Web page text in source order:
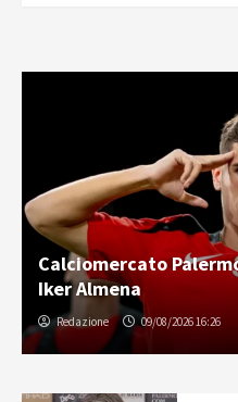
Calciomercato
Iker Almena
Redazione 09/08/2026 16:26